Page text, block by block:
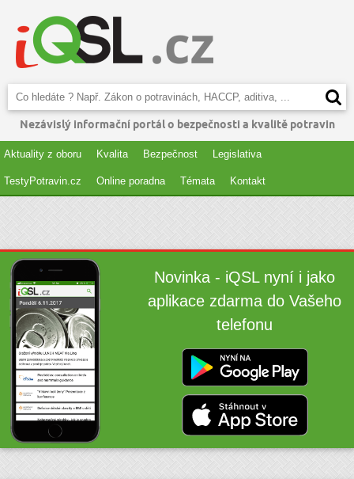
Nezávislý informační portál o bezpečnosti a kvalitě potravin
Aktuality z oboru Kvalita Bezpečnost Legislativa
TestyPotravin.cz Online poradna Témata Kontakt
Novinka - iQSL nyní i jako
aplikace zdarma do Vašeho
telefonu